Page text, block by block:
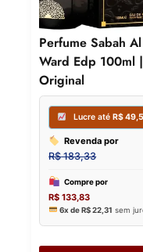
Perfume Sabah Al
Ward Edp 100ml |
Original